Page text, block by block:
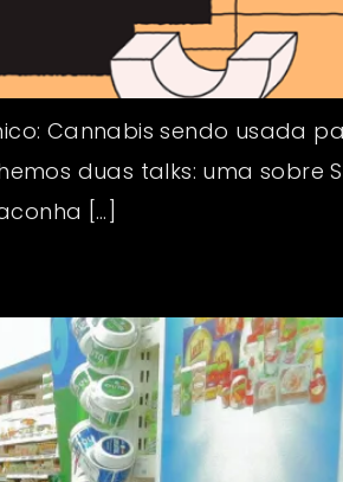
Cannabis sendo usada
duas talks: uma sobre
[…]